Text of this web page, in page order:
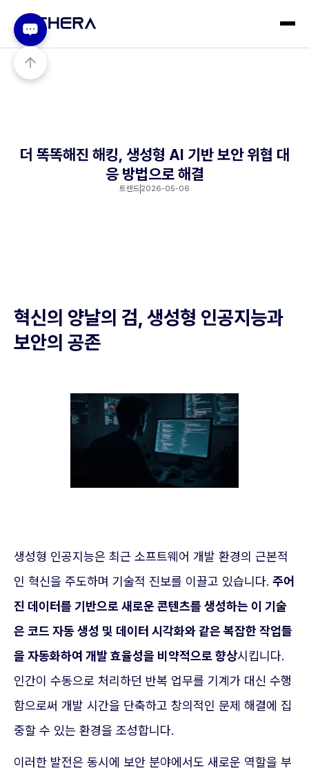
더 똑똑해진 해킹, 생성형 AI 기반 보안 위협 대
응 방법으로 해결
트렌드 2026-05-06
혁신의 양날의 검, 생성형 인공지능과
보안의 공존
생성형 인공지능은 최근 소프트웨어 개발 환경의 근본적
인 혁신을 주도하며 기술적 진보를 이끌고 있습니다. 주어
진 데이터를 기반으로 새로운 콘텐츠를 생성하는 이 기술
은 코드 자동 생성 및 데이터 시각화와 같은 복잡한 작업들
을 자동화하여 개발 효율성을 비약적으로 향상시킵니다.
인간이 수동으로 처리하던 반복 업무를 기계가 대신 수행
함으로써 개발 시간을 단축하고 창의적인 문제 해결에 집
중할 수 있는 환경을 조성합니다.
이러한 발전은 동시에 보안 분야에서도 새로운 역할을 부